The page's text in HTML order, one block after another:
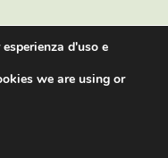
–info@volonte-
d'uso e
we are using or